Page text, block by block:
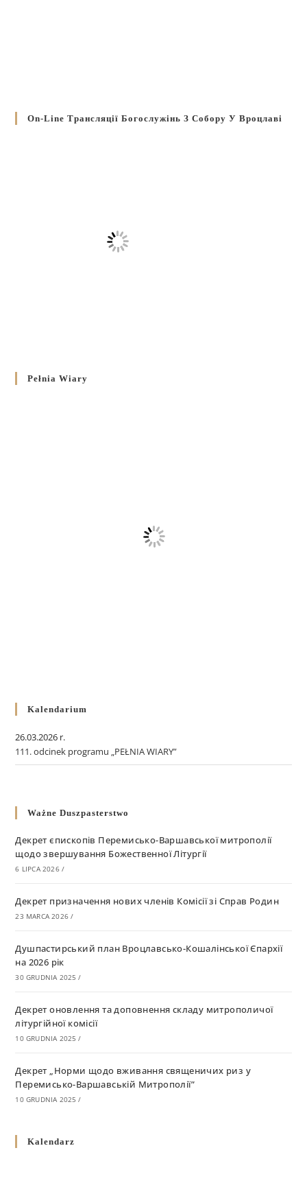
On-Line Трансляції Богослужінь З Собору У Вроцлаві
Pełnia Wiary
Kalendarium
26.03.2026 r.
111. odcinek programu „PEŁNIA WIARY”
Ważne Duszpasterstwo
Декрет єпископів Перемисько-Варшавської митрополії
щодо звершування Божественної Літургії
6 LIPCA 2026 /
Декрет призначення нових членів Комісії зі Справ Родин
23 MARCA 2026 /
Душпастирський план Вроцлавсько-Кошалінської Єпархії
на 2026 рік
30 GRUDNIA 2025 /
Декрет оновлення та доповнення складу митрополичої
літургійної комісії
10 GRUDNIA 2025 /
Декрет „Норми щодо вживання священичих риз у
Перемисько-Варшавській Митрополії”
10 GRUDNIA 2025 /
григоріанським календарем
Kalendarz